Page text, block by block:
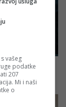
vašeg
podatke
207
Mi i naši
o